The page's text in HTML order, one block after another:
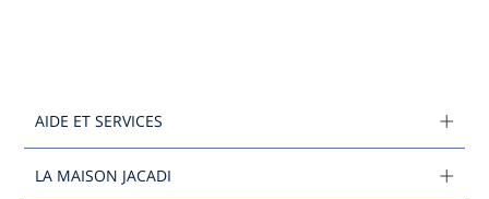
AIDE ET SERVICES
LA MAISON JACADI